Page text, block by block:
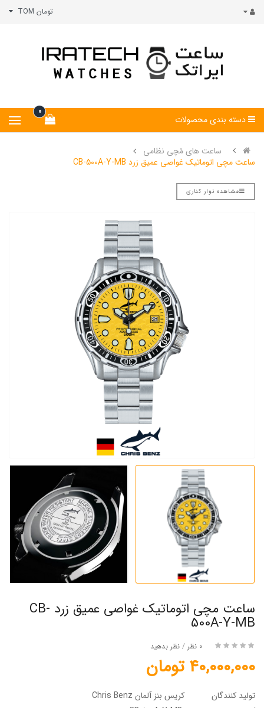
تومان TOM
0
دسته بندی محصولات
ساعت های مُچی نظامی
ساعت مچی اتوماتیک غواصی عمیق زرد CB-500A-Y-MB
مشاهده نوار کناری
ساعت مچی اتوماتیک غواصی عمیق زرد CB-
500A-Y-MB
0 نظر / نظر بدهید
40,000,000 تومان
تولید کنندگان
کریس بنز آلمان Chris Benz